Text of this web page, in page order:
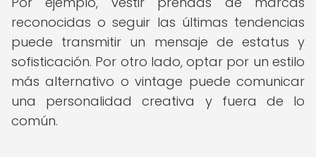
reconocidas o seguir las últimas tendencias
puede transmitir un mensaje de estatus y
sofisticación. Por otro lado, optar por un estilo
más alternativo o vintage puede comunicar
una personalidad creativa y fuera de lo
común.